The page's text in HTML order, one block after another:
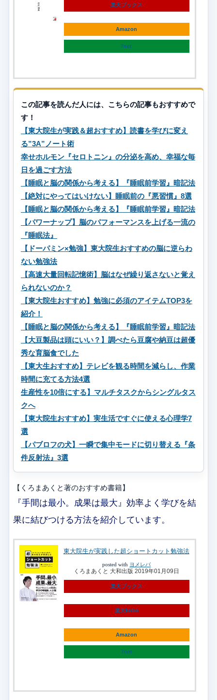
楽天ブックス
Amazon
7net
この記事を読んだ人には、こちらの記事もおすすめで
す！
【東大院生が実践＆超おすすめ】読書を学びに変え
る”3A”ノート術
幸せホルモン『セロトニン』の分泌を高め、幸福な毎
日を過ごす方法
【睡眠と脳の関係から考える】『睡眠前学習』暗記法
【絶対にやってはいけない】睡眠前の『悪習慣』8選
【睡眠と脳の関係から考える】『睡眠前学習』暗記法
【パワーナップ】脳のパフォーマンスを上げる一流の
『睡眠法』
【ドーパミン×勉強】東大院生おすすめの脳に逆らわ
ない勉強法
【高速大量回転記憶術】脳はなぜ繰り返さないと覚え
られないのか？
【東大院生おすすめ】勉強に必須のアイテムTOP3を
紹介！
【睡眠と脳の関係から考える】『睡眠前学習』暗記法
【大豆製品は頭にいい？】調べたら豆腐や納豆は超優
秀な育脳食でした
【東大生おすすめ】テレビを観る時間を減らし、作業
時間に充てる方法4選
生産性を10倍にする】マルチタスクからシングルタス
クへ
【東大院生おすすめ】実生活ですぐに使える心理学7
選
【パブロフの犬】一瞬で集中モードに切り替える『条
件反射法』3選
【くろまあくと著のおすすめ書籍】
『手間は最小。成果は最大』効率よく学びを結
果に結びつける方法を紹介しています。
東大院生が実践した超ショートカット勉強法
posted with ヨメレバ
くろまあくと 大和出版 2019年01月09日
楽天ブックス
楽天kobo
Amazon
7net